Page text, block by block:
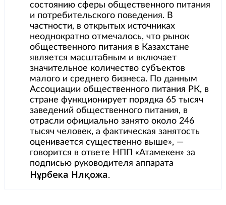
состоянию сферы общественного питания
и потребительского поведения. В
частности, в открытых источниках
неоднократно отмечалось, что рынок
общественного питания в Казахстане
является масштабным и включает
значительное количество субъектов
малого и среднего бизнеса. По данным
Ассоциации общественного питания РК, в
стране функционирует порядка 65 тысяч
заведений общественного питания, в
отрасли официально занято около 246
тысяч человек, а фактическая занятость
оценивается существенно выше», —
говорится в ответе НПП «Атамекен» за
подписью руководителя аппарата
Нұрбека Нәлқожа.